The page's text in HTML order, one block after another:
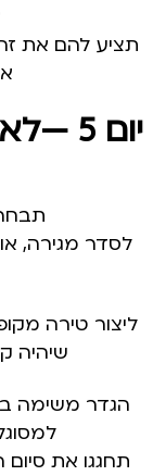
תציע להם את
יום 5 —לא מושלם. אבל משתלם!
לסדר מגירה,
ליצור טירה
שיהיה
הגדר משימה
תחגגו את